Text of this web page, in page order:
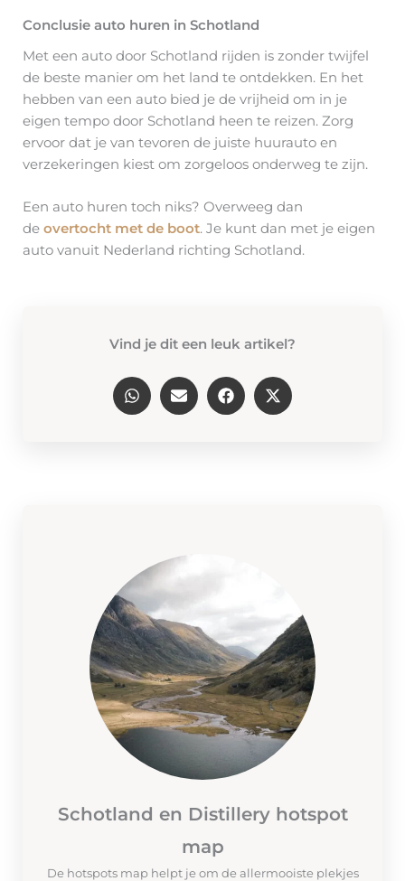
Conclusie auto huren in Schotland
Met een auto door Schotland rijden is zonder twijfel
de beste manier om het land te ontdekken. En het
hebben van een auto bied je de vrijheid om in je
eigen tempo door Schotland heen te reizen. Zorg
ervoor dat je van tevoren de juiste huurauto en
verzekeringen kiest om zorgeloos onderweg te zijn.
Een auto huren toch niks? Overweeg dan
de overtocht met de boot. Je kunt dan met je eigen
auto vanuit Nederland richting Schotland.
Vind je dit een leuk artikel?
Schotland en Distillery hotspot
map
De hotspots map helpt je om de allermooiste plekjes